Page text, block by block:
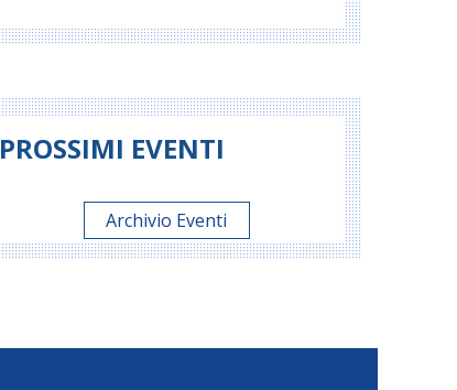
PROSSIMI EVENTI
Archivio Eventi